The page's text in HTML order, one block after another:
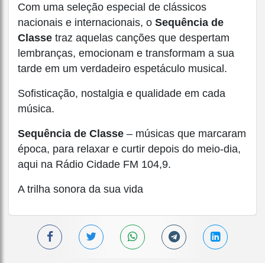
Com uma seleção especial de clássicos
nacionais e internacionais, o Sequência de
Classe traz aquelas canções que despertam
lembranças, emocionam e transformam a sua
tarde em um verdadeiro espetáculo musical.
Sofisticação, nostalgia e qualidade em cada
música.
Sequência de Classe – músicas que marcaram
época, para relaxar e curtir depois do meio-dia,
aqui na Rádio Cidade FM 104,9.
A trilha sonora da sua vida